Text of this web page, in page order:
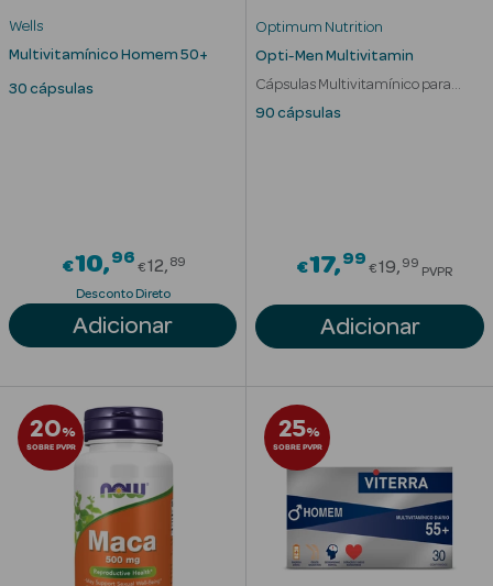
Hidratantes
Banho
Refirmantes
Desodorizantes
Esfoliantes
Corporais
Wells
Multivitamínico Homem 50+
30 cápsulas
€10 96Price reduced from
€12 89
Desconto Direto
Adicionar
Optimum Nutrition
Opti-Men Multivitamin
Cápsulas Multivitamínico para
Homem
90 cápsulas
€17 99Price
€19 99
PVPR
Adicionar
20%
SOBRE PVPR
25%
SOBRE PVPR